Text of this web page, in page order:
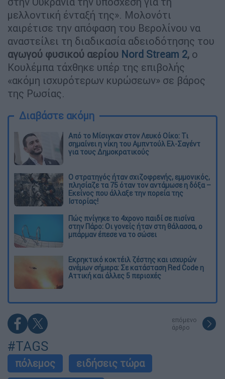
μελλοντική ένταξή της». Μολονότι
χαιρέτισε την απόφαση του Βερολίνου να
αναστείλει τη διαδικασία αδειοδότησης του
αγωγού φυσικού αερίου Nord Stream 2, ο
Κουλέμπα τάχθηκε υπέρ της επιβολής
«ακόμη ισχυρότερων κυρώσεων» σε βάρος
της Ρωσίας.
Διαβάστε ακόμη
Από το Μίσιγκαν στον Λευκό Οίκο: Τι
σημαίνει η νίκη του Αμπντούλ Ελ-Σαγέντ
για τους Δημοκρατικούς
O στρατηγός ήταν σχιζοφρενής, εμμονικός,
πλησίαζε τα 75 όταν τον αντάμωσε η δόξα –
Εκείνος που άλλαξε την πορεία της
Ιστορίας!
Πώς πνίγηκε το 4χρονο παιδί σε πισίνα
στην Πάρο: Οι γονείς ήταν στη θάλασσα, ο
μπάρμαν έπεσε να το σώσει
Εκρηκτικό κοκτέιλ ζέστης και ισχυρών
ανέμων σήμερα: Σε κατάσταση Red Code η
Αττική και άλλες 5 περιοχές
επόμενο
άρθρο
#TAGS
πόλεμος
ειδήσεις τώρα